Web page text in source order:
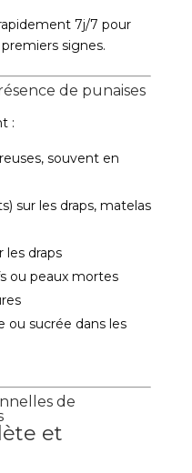
7j/7 pour
signes.
de punaises
:
souvent en
sur les draps, matelas
les draps
ou peaux mortes
ou sucrée dans les
de
et